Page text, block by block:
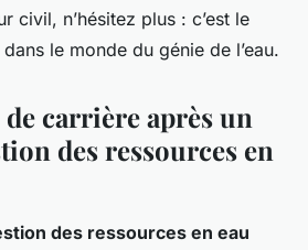
civil, n’hésitez plus : c’est le
le monde du génie de l’eau.
carrière après un
des ressources en
des ressources en eau